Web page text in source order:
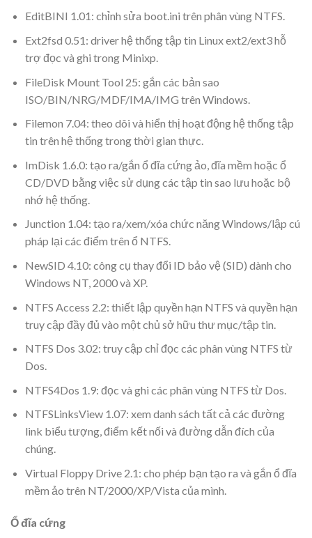
EditBINI 1.01: chỉnh sửa boot.ini trên phân vùng NTFS.
Ext2fsd 0.51: driver hệ thống tập tin Linux ext2/ext3 hỗ
trợ đọc và ghi trong Minixp.
FileDisk Mount Tool 25: gắn các bản sao
ISO/BIN/NRG/MDF/IMA/IMG trên Windows.
Filemon 7.04: theo dõi và hiển thị hoạt động hệ thống tập
tin trên hệ thống trong thời gian thực.
ImDisk 1.6.0: tạo ra/gắn ổ đĩa cứng ảo, đĩa mềm hoặc ổ
CD/DVD bằng việc sử dụng các tập tin sao lưu hoặc bộ
nhớ hệ thống.
Junction 1.04: tạo ra/xem/xóa chức năng Windows/lập cú
pháp lại các điểm trên ổ NTFS.
NewSID 4.10: công cụ thay đổi ID bảo vệ (SID) dành cho
Windows NT, 2000 và XP.
NTFS Access 2.2: thiết lập quyền hạn NTFS và quyền hạn
truy cập đầy đủ vào một chủ sở hữu thư mục/tập tin.
NTFS Dos 3.02: truy cập chỉ đọc các phân vùng NTFS từ
Dos.
NTFS4Dos 1.9: đọc và ghi các phân vùng NTFS từ Dos.
NTFSLinksView 1.07: xem danh sách tất cả các đường
link biểu tượng, điểm kết nối và đường dẫn đích của
chúng.
Virtual Floppy Drive 2.1: cho phép bạn tạo ra và gắn ổ đĩa
mềm ảo trên NT/2000/XP/Vista của mình.
Ổ đĩa cứng